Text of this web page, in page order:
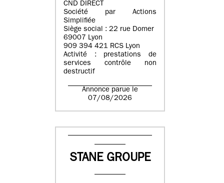
CND DIRECT
Société par Actions
Simplifiée
Siège social : 22 rue Domer
69007 Lyon
909 394 421 RCS Lyon
Activité : prestations de
services contrôle non
destructif
Annonce parue le
07/08/2026
STANE GROUPE